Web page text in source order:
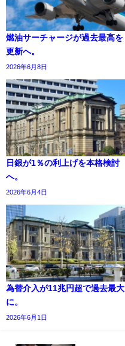
燃油サーチャージが過去最高を
更新へ。
2026年6月8日
日銀が1％の利上げを本格検討
へ。
2026年6月4日
為替介入が11兆円超で過去最大
に。
2026年6月1日